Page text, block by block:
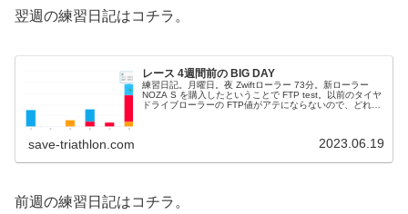
翌週の練習日記はコチラ。
レース 4週間前の BIG DAY
練習日記。月曜日。夜 Zwiftローラー 73分。新ローラー
NOZA S を購入したということで FTP test。以前のタイヤ
ドライブローラーの FTP値がアテにならないので、どれく
save-triathlon.com 2023.06.19
前週の練習日記はコチラ。